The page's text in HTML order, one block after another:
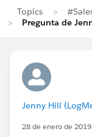
Topics
Pregunta de
Jenny Hill
28 de enero de